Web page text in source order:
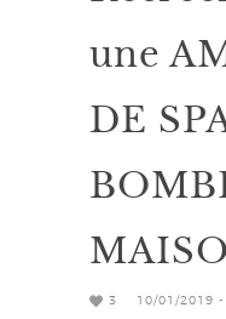
une
DE
3 10/01/2019 -